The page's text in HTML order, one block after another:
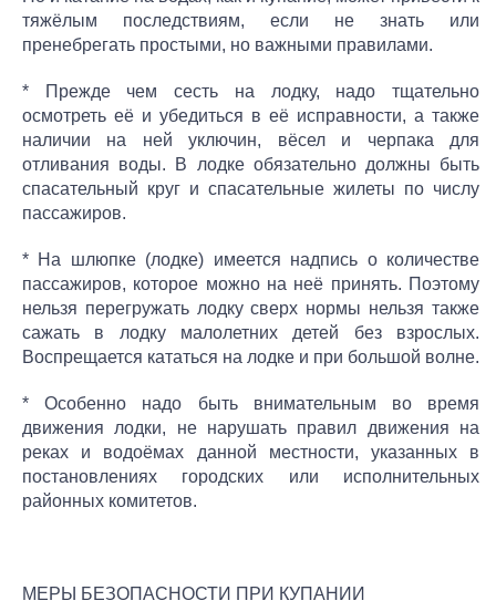
тяжёлым последствиям, если не знать или
пренебрегать простыми, но важными правилами.
* Прежде чем сесть на лодку, надо тщательно
осмотреть её и убедиться в её исправности, а также
наличии на ней уключин, вёсел и черпака для
отливания воды. В лодке обязательно должны быть
спасательный круг и спасательные жилеты по числу
пассажиров.
* На шлюпке (лодке) имеется надпись о количестве
пассажиров, которое можно на неё принять. Поэтому
нельзя перегружать лодку сверх нормы нельзя также
сажать в лодку малолетних детей без взрослых.
Воспрещается кататься на лодке и при большой волне.
* Особенно надо быть внимательным во время
движения лодки, не нарушать правил движения на
реках и водоёмах данной местности, указанных в
постановлениях городских или исполнительных
районных комитетов.
МЕРЫ БЕЗОПАСНОСТИ ПРИ КУПАНИИ